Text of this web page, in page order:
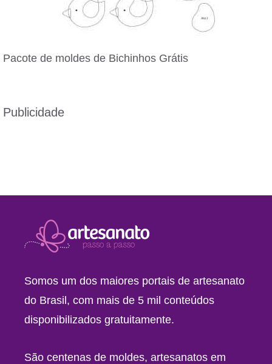
Pacote de moldes de Bichinhos Grátis
Publicidade
Somos um dos maiores portais de artesanato
do Brasil, com mais de 5 mil conteúdos
disponibilizados gratuitamente.
São centenas de moldes, artesanatos em